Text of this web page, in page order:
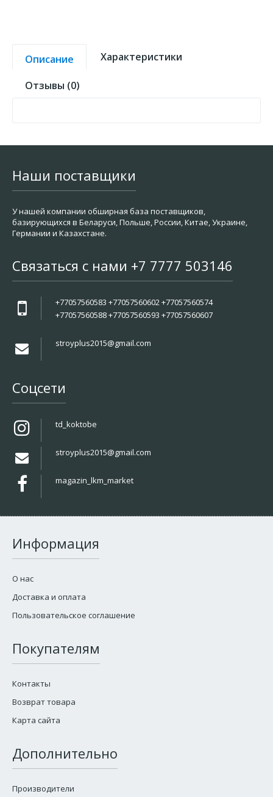
Описание Характеристики
Отзывы (0)
Наши поставщики
У нашей компании обширная база поставщиков,
базирующихся в Беларуси, Польше, России, Китае, Украине,
Германии и Казахстане.
Связаться с нами +7 7777 503146
+77057560583 +77057560602 +77057560574
+77057560588 +77057560593 +77057560607
stroyplus2015@gmail.com
Соцсети
td_koktobe
stroyplus2015@gmail.com
magazin_lkm_market
Информация
О нас
Доставка и оплата
Пользовательское соглашение
Покупателям
Контакты
Возврат товара
Карта сайта
Дополнительно
Производители